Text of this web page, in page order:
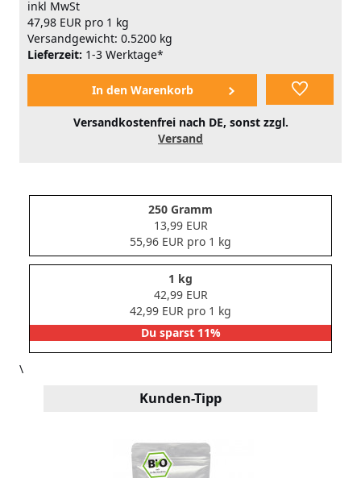
inkl MwSt
47,98 EUR pro 1 kg
Versandgewicht: 0.5200 kg
Lieferzeit: 1-3 Werktage*
Versandkostenfrei nach DE, sonst zzgl.
Versand
250 Gramm
13,99 EUR
55,96 EUR pro 1 kg
1 kg
42,99 EUR
42,99 EUR pro 1 kg
Du sparst 11%
\
Kunden-Tipp